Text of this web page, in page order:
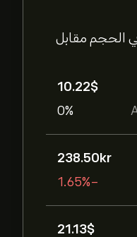
الحجم مقابل
10.22‎$‎
0%
238.50‎kr‎
-1.65%
21.13‎$‎